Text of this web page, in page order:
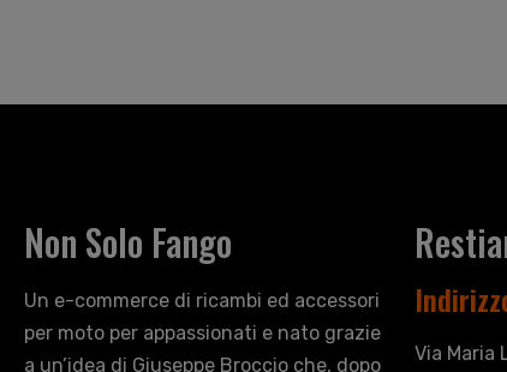
Non Solo Fango
Un e-commerce di ricambi ed accessori
per moto per appassionati e nato grazie
a un’idea di Giuseppe Broccio che, dopo
Via Maria